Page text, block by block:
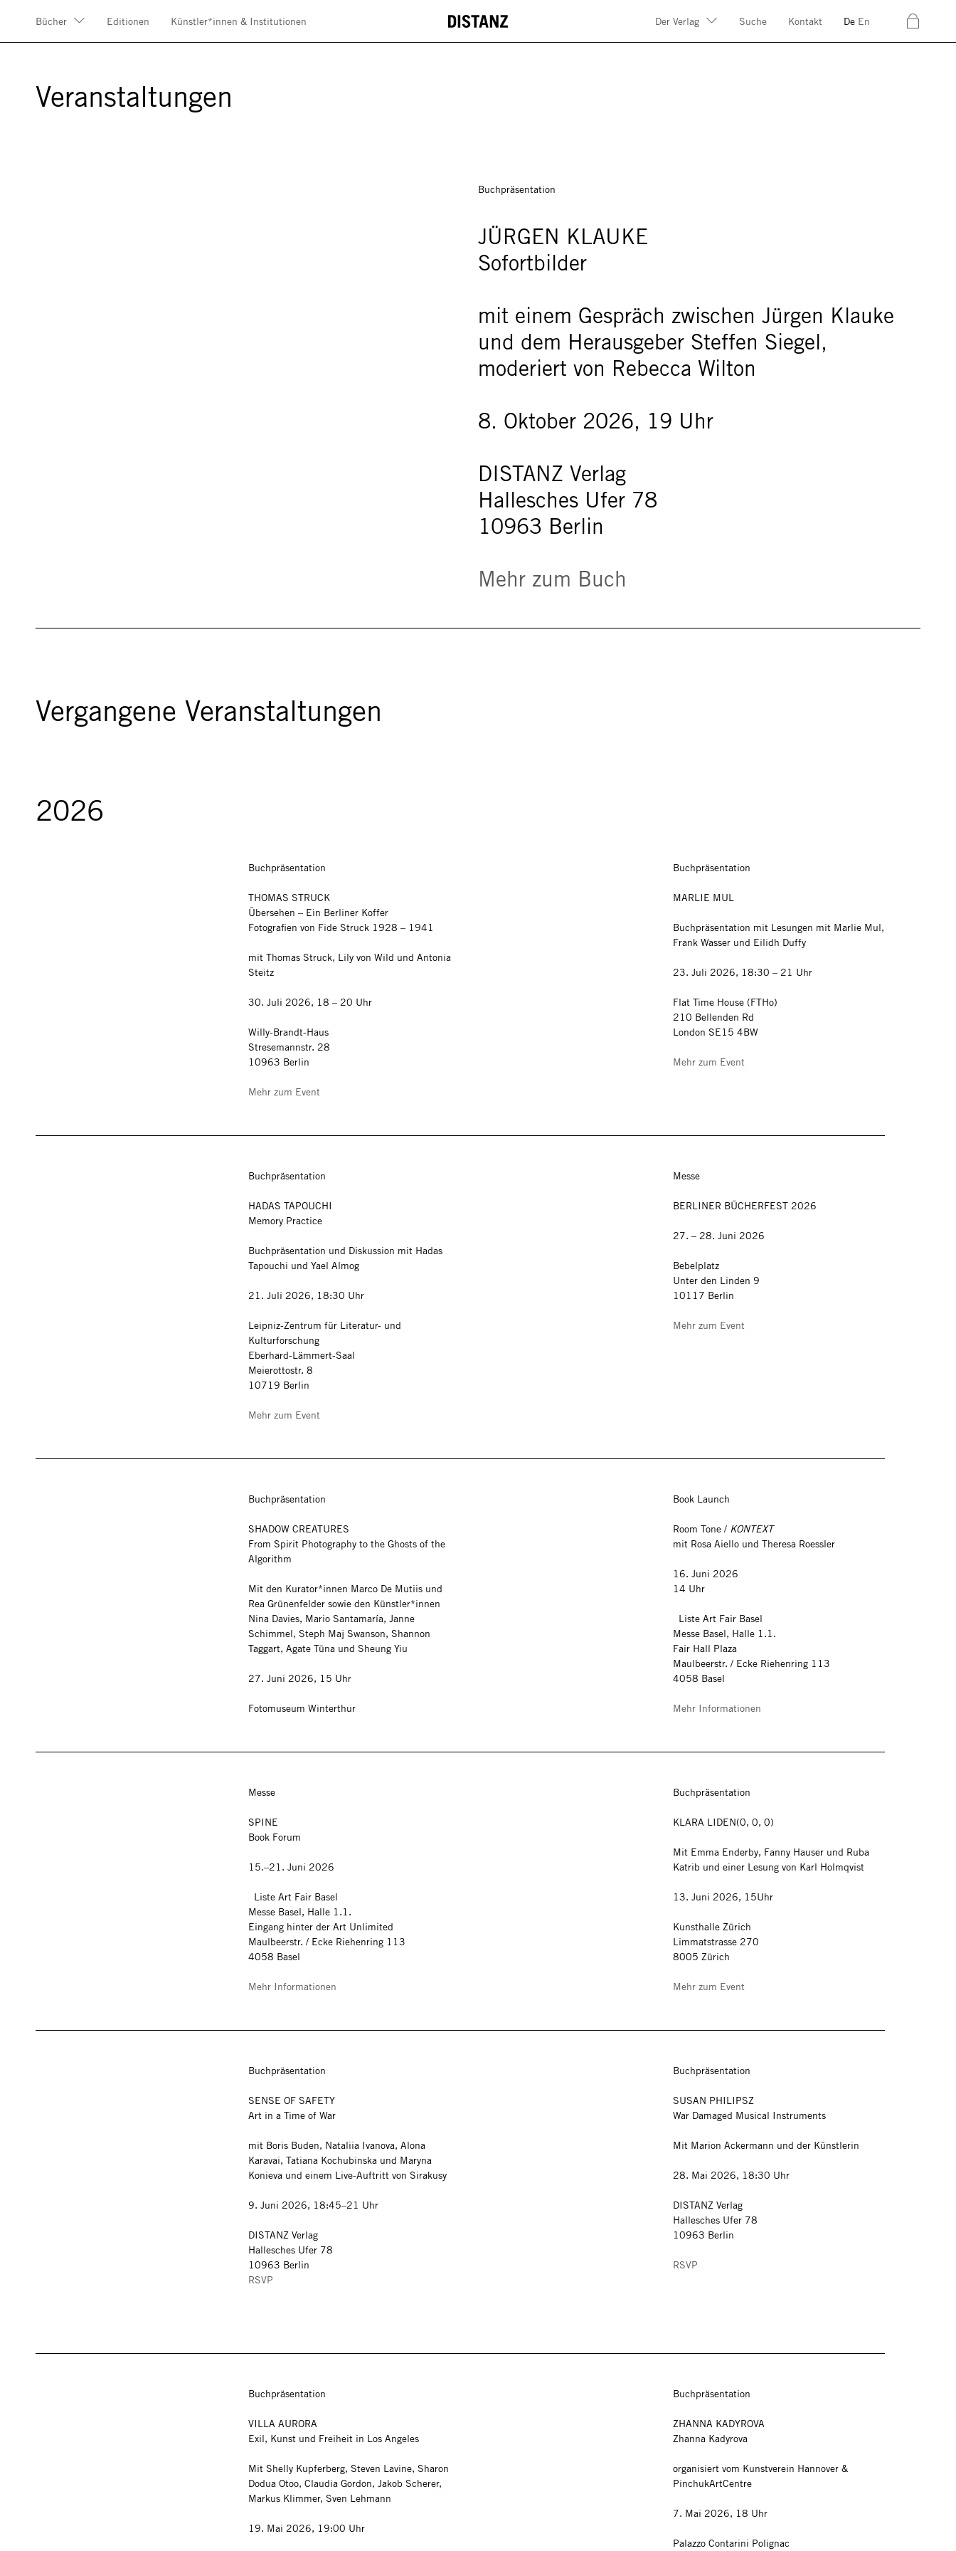
Bücher
Editionen Künstler*innen & Institutionen Der Verlag Suche Kontakt De En c
Veranstaltungen
Buchpräsentation
JÜRGEN KLAUKE
Sofortbilder
mit einem Gespräch zwischen Jürgen Klauke
und dem Herausgeber Steffen Siegel,
moderiert von Rebecca Wilton
8. Oktober 2026, 19 Uhr
DISTANZ Verlag
Hallesches Ufer 78
10963 Berlin
Mehr zum Buch
Vergangene Veranstaltungen
2026
Buchpräsentation
THOMAS STRUCK
Übersehen – Ein Berliner Koffer
Fotografien von Fide Struck 1928 – 1941
mit Thomas Struck, Lily von Wild und Antonia
Steitz
30. Juli 2026, 18 – 20 Uhr
Willy-Brandt-Haus
Stresemannstr. 28
10963 Berlin
Mehr zum Event
Buchpräsentation
MARLIE MUL
Buchpräsentation mit Lesungen mit Marlie Mul,
Frank Wasser und Eilidh Duffy
23. Juli 2026, 18:30 – 21 Uhr
Flat Time House (FTHo)
210 Bellenden Rd
London SE15 4BW
Mehr zum Event
Buchpräsentation
HADAS TAPOUCHI
Memory Practice
Buchpräsentation und Diskussion mit Hadas
Tapouchi und Yael Almog
21. Juli 2026, 18:30 Uhr
Leipniz-Zentrum für Literatur- und
Kulturforschung
Eberhard-Lämmert-Saal
Meierottostr. 8
10719 Berlin
Mehr zum Event
Messe
BERLINER BÜCHERFEST 2026
27. – 28. Juni 2026
Bebelplatz
Unter den Linden 9
10117 Berlin
Mehr zum Event
Buchpräsentation
SHADOW CREATURES
From Spirit Photography to the Ghosts of the
Algorithm
Mit den Kurator*innen Marco De Mutiis und
Rea Grünenfelder sowie den Künstler*innen
Nina Davies, Mario Santamaría, Janne
Schimmel, Steph Maj Swanson, Shannon
Taggart, Agate Tūna und Sheung Yiu
27. Juni 2026, 15 Uhr
Fotomuseum Winterthur
Book Launch
Room Tone / KONTEXT
mit Rosa Aiello und Theresa Roessler
16. Juni 2026
14 Uhr
Liste Art Fair Basel
Messe Basel, Halle 1.1.
Fair Hall Plaza
Maulbeerstr. / Ecke Riehenring 113
4058 Basel
Mehr Informationen
Messe
SPINE
Book Forum
15.–21. Juni 2026
Liste Art Fair Basel
Messe Basel, Halle 1.1.
Eingang hinter der Art Unlimited
Maulbeerstr. / Ecke Riehenring 113
4058 Basel
Mehr Informationen
Buchpräsentation
KLARA LIDEN(0, 0, 0)
Mit Emma Enderby, Fanny Hauser und Ruba
Katrib und einer Lesung von Karl Holmqvist
13. Juni 2026, 15Uhr
Kunsthalle Zürich
Limmatstrasse 270
8005 Zürich
Mehr zum Event
Buchpräsentation
SENSE OF SAFETY
Art in a Time of War
mit Boris Buden, Nataliia Ivanova, Alona
Karavai, Tatiana Kochubinska und Maryna
Konieva und einem Live-Auftritt von Sirakusy
9. Juni 2026, 18:45–21 Uhr
DISTANZ Verlag
Hallesches Ufer 78
10963 Berlin
RSVP
Buchpräsentation
SUSAN PHILIPSZ
War Damaged Musical Instruments
Mit Marion Ackermann und der Künstlerin
28. Mai 2026, 18:30 Uhr
DISTANZ Verlag
Hallesches Ufer 78
10963 Berlin
RSVP
Buchpräsentation
VILLA AURORA
Exil, Kunst und Freiheit in Los Angeles
Mit Shelly Kupferberg, Steven Lavine, Sharon
Dodua Otoo, Claudia Gordon, Jakob Scherer,
Markus Klimmer, Sven Lehmann
19. Mai 2026, 19:00 Uhr
Buchpräsentation
ZHANNA KADYROVA
Zhanna Kadyrova
organisiert vom Kunstverein Hannover &
PinchukArtCentre
7. Mai 2026, 18 Uhr
Palazzo Contarini Polignac